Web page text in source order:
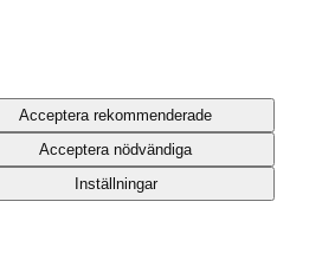
Acceptera rekommenderade
Acceptera nödvändiga
Inställningar